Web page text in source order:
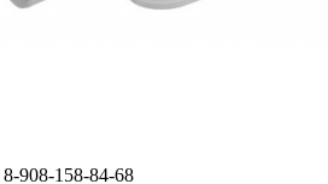
8-908-158-84-68